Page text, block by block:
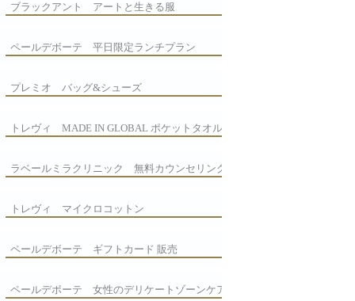
ブラックアント アートと生きる服
ペールデボーテ 平日限定ランチプラン
プレミオ バッグ&シューズ
トレヴィ MADE IN GLOBAL ポケットタオル
ラベールミラクリニック 無料カウンセリング
トレヴィ マイクロコットン
ペールデボーテ ギフトカード 販売
ペールデボーテ 女性のデリケートゾーンケア